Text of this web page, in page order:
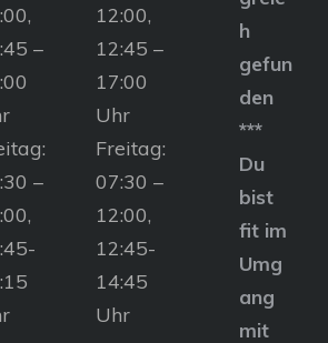
–
–
12:00,
12:45 –
17:00
Uhr
Freitag:
07:30 –
12:00,
12:45-
14:45
Uhr
h
gefun
den
***
Du
bist
fit im
Umg
ang
mit